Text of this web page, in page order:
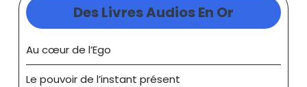
Des Livres Audios En Or
Au cœur de l’Ego
Le pouvoir de l’instant présent